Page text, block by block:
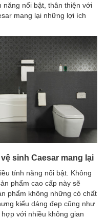
năng nổi bật, thân thiện với
mang lại những lợi ích
sinh Caesar mang lại
tính năng nổi bật. Không
phẩm cao cấp này sẽ
phẩm không những có chất
kiểu dáng đẹp cũng như
với nhiều không gian